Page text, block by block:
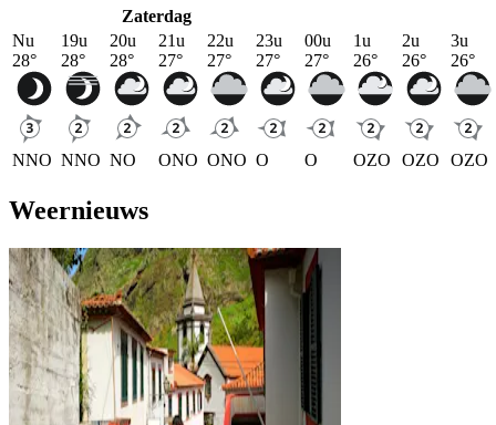
Zaterdag
Nu
28°
NNO
19u
28°
NNO
20u
28°
NO
21u
27°
ONO
22u
27°
ONO
23u
27°
O
00u
27°
O
1u
26°
OZO
2u
26°
OZO
3u
26°
OZO
Weernieuws